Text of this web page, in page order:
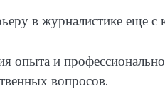
в журналистике еще с
опыта и
вопросов.